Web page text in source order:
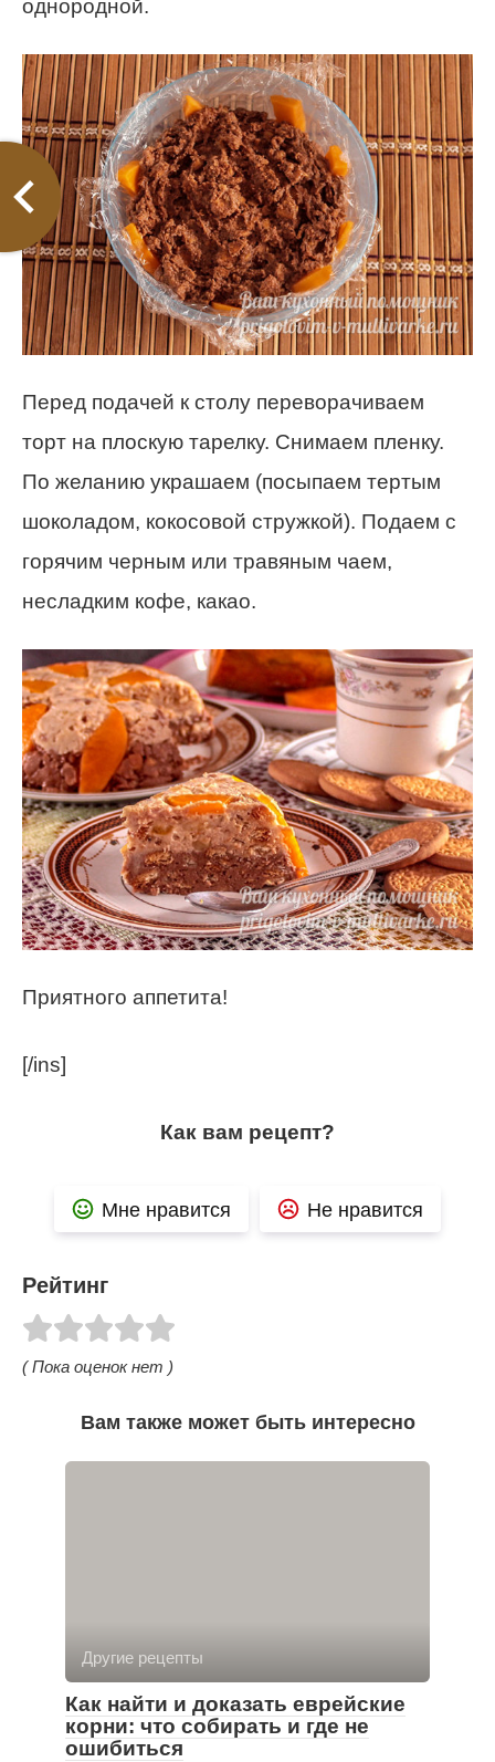
однородной.
Перед подачей к столу переворачиваем
торт на плоскую тарелку. Снимаем пленку.
По желанию украшаем (посыпаем тертым
шоколадом, кокосовой стружкой). Подаем с
горячим черным или травяным чаем,
несладким кофе, какао.
Приятного аппетита!
[/ins]
Как вам рецепт?
Мне нравится Не нравится
Рейтинг
( Пока оценок нет )
Вам также может быть интересно
Другие рецепты
Как найти и доказать еврейские
корни: что собирать и где не
ошибиться